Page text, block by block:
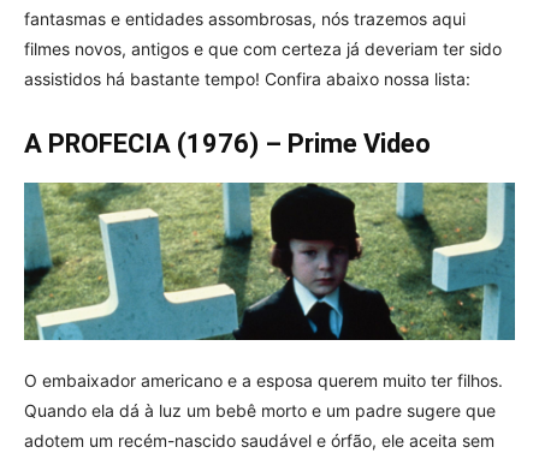
fantasmas e entidades assombrosas, nós trazemos aqui
filmes novos, antigos e que com certeza já deveriam ter sido
assistidos há bastante tempo! Confira abaixo nossa lista:
A PROFECIA (1976) – Prime Video
O embaixador americano e a esposa querem muito ter filhos.
Quando ela dá à luz um bebê morto e um padre sugere que
adotem um recém-nascido saudável e órfão, ele aceita sem